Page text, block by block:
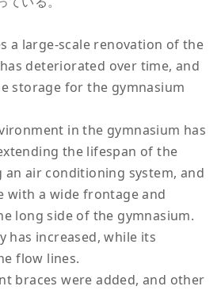
a large-scale renovation of the
deteriorated over time, and
storage for the gymnasium
in the gymnasium has
the lifespan of the
air conditioning system, and
with a wide frontage and
long side of the gymnasium.
has increased, while its
flow lines.
braces were added, and other